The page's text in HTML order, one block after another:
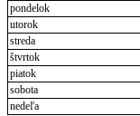
pondelok
utorok
streda
štvrtok
piatok
sobota
nedeľa